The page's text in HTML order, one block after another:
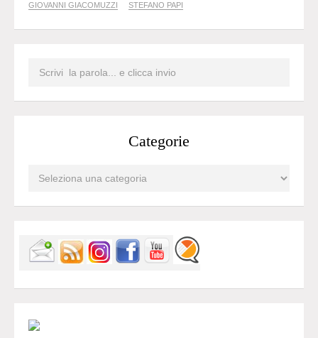
GIOVANNI GIACOMUZZI
STEFANO PAPI
Categorie